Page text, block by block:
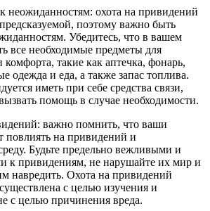
неожиданностям: охота на привидений
поэтому важно быть
Убедитесь, что в вашем
все необходимые предметы для
комфорта, такие как аптечка, фонарь,
одежда и еда, а также запас топлива.
иметь при себе средства связи,
помощь в случае необходимости.
важно помнить, что ваши
повлиять на привидений и
Будьте предельно вежливыми и
к привидениям, не нарушайте их мир и
навредить. Охота на привидений
с целью изучения и
с целью причинения вреда.